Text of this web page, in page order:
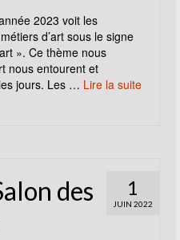
2023 voit les
d’art sous le signe
». Ce thème nous
nous entourent et
jours. Les … Lire la suite
1
JUIN 2022
des